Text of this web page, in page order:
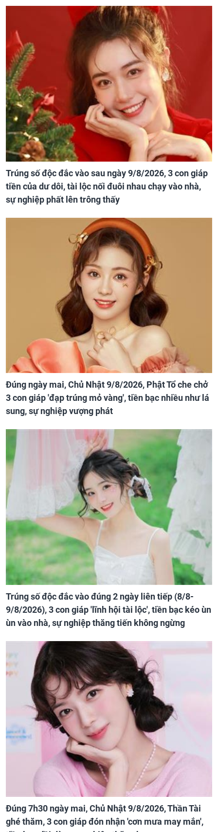
Trúng số độc đắc vào sau ngày 9/8/2026, 3 con giáp
tiền của dư dôi, tài lộc nối đuôi nhau chạy vào nhà,
sự nghiệp phất lên trông thấy
Đúng ngày mai, Chủ Nhật 9/8/2026, Phật Tổ che chở
3 con giáp 'đạp trúng mỏ vàng', tiền bạc nhiều như lá
sung, sự nghiệp vượng phát
Trúng số độc đắc vào đúng 2 ngày liên tiếp (8/8-
9/8/2026), 3 con giáp 'lĩnh hội tài lộc', tiền bạc kéo ùn
ùn vào nhà, sự nghiệp thăng tiến không ngừng
Đúng 7h30 ngày mai, Chủ Nhật 9/8/2026, Thần Tài
ghé thăm, 3 con giáp đón nhận 'cơn mưa may mắn',